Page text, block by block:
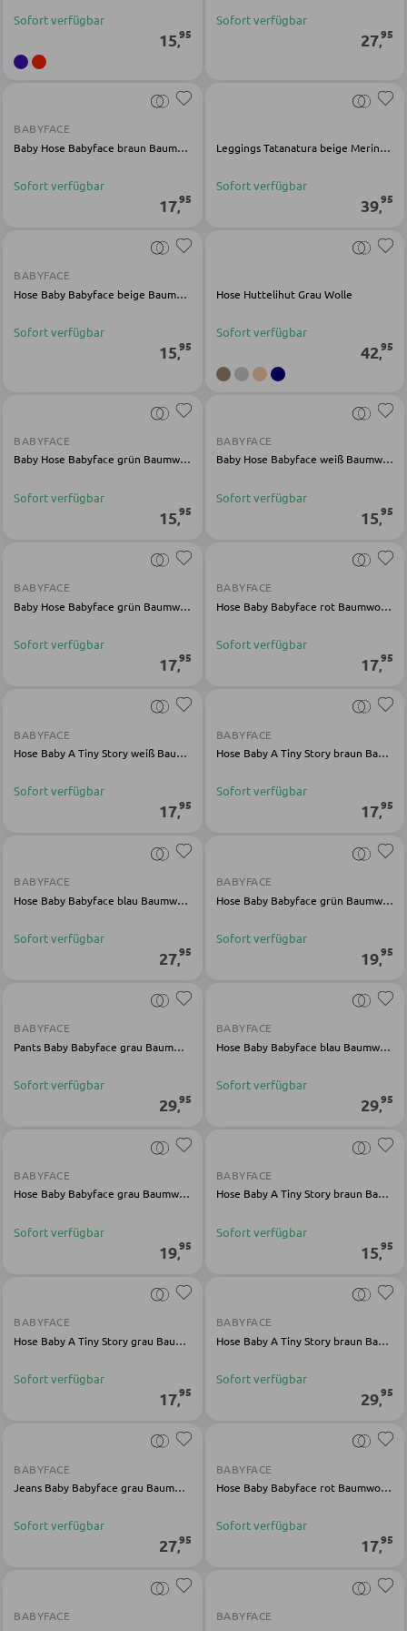
Vitrinen
Vitrinenschränke
TV-MÖBEL
TV-Elemente
WOHNZIMMERTISCHE
Couchtische
SESSEL
Polstersessel
Ohrensessel
HOCKER
Sitzhocker
Poufs
Sitzsäcke
SCHLAFEN
Nachttische
Doppelbetten
Polsterbetten
Komplette Schlafzimmer
MATRATZEN SHOP
Matratzen
Matratzenzubehör
KLEIDERSCHRÄNKE
Schwebetürenschränke
Standspiegel
Schmink- und Kosmetikspiegel
AUSSENBELEUCHTUNG
Solarleuchten
Sofort verfügbar
15,95
Sofort verfügbar
27,95
BABYFACE
Baby Hose Babyface braun Baumwolle Modal Elasthan
Sofort verfügbar
17,95
Leggings Tatanatura beige Merinowolle
Sofort verfügbar
39,95
BABYFACE
Hose Baby Babyface beige Baumwolle Elasthan
Sofort verfügbar
15,95
Hose Huttelihut Grau Wolle
Sofort verfügbar
42,95
BABYFACE
Baby Hose Babyface grün Baumwolle Elasthan
Sofort verfügbar
15,95
BABYFACE
Baby Hose Babyface weiß Baumwolle Elasthan
Sofort verfügbar
15,95
BABYFACE
Baby Hose Babyface grün Baumwolle
Sofort verfügbar
17,95
BABYFACE
Hose Baby Babyface rot Baumwolle Elasthan
Sofort verfügbar
17,95
BABYFACE
Hose Baby A Tiny Story weiß Baumwolle Modal Elasthan
Sofort verfügbar
17,95
BABYFACE
Hose Baby A Tiny Story braun Baumwolle Modal Elasthan
Sofort verfügbar
17,95
BABYFACE
Hose Baby Babyface blau Baumwolle Polyester Elasthan
Sofort verfügbar
27,95
BABYFACE
Hose Baby Babyface grün Baumwolle Elasthan
Sofort verfügbar
19,95
BABYFACE
Pants Baby Babyface grau Baumwolle Elasthan
Sofort verfügbar
29,95
BABYFACE
Hose Baby Babyface blau Baumwolle Polyester Elasthan
Sofort verfügbar
29,95
BABYFACE
Hose Baby Babyface grau Baumwolle Polyester Elasthan
Sofort verfügbar
19,95
BABYFACE
Hose Baby A Tiny Story braun Baumwolle Modal Elasthan
Sofort verfügbar
15,95
BABYFACE
Hose Baby A Tiny Story grau Baumwolle Modal Elasthan
Sofort verfügbar
17,95
BABYFACE
Hose Baby A Tiny Story braun Baumwolle
Sofort verfügbar
29,95
BABYFACE
Jeans Baby Babyface grau Baumwolle Polyester Elasthan
Sofort verfügbar
27,95
BABYFACE
Hose Baby Babyface rot Baumwolle Elasthan
Sofort verfügbar
17,95
BABYFACE
BABYFACE